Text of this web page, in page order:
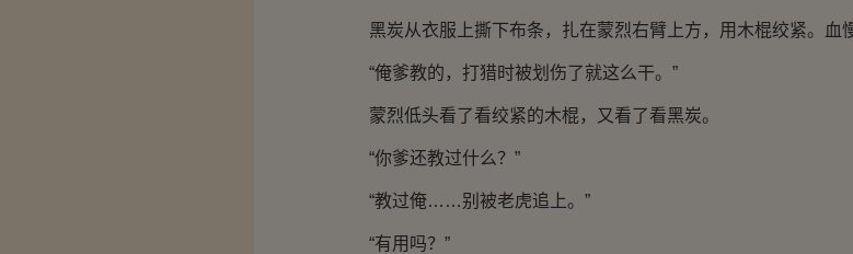
黑炭从衣服上撕下布条，扎在蒙烈右臂上方，用木棍绞紧。血
“俺爹教的，打猎时被划伤了就这么干。”
蒙烈低头看了看绞紧的木棍，又看了看黑炭。
“你爹还教过什么？”
“教过俺……别被老虎追上。”
“有用吗？”